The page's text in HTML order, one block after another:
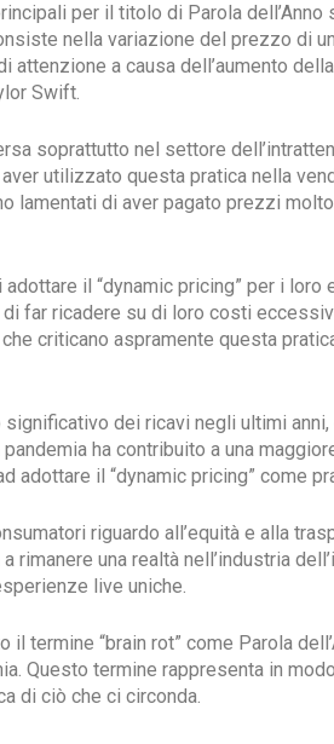
per il titolo di Parola dell’Anno
nella variazione del prezzo di
a causa dell’aumento
Swift.
soprattutto nel settore
utilizzato questa pratica nella
lamentati di aver pagato prezzi
il “dynamic pricing” per i loro
far ricadere su di loro costi
criticano aspramente questa
dei ricavi negli ultimi
ha contribuito a una
il “dynamic pricing” come
riguardo all’equità e alla
una realtà nell’industria
live uniche.
termine “brain rot” come Parola
Questo termine rappresenta in
di ciò che ci circonda.